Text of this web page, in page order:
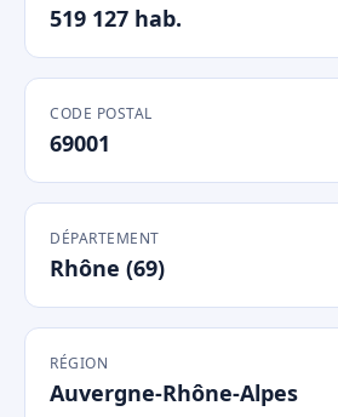
519 127 hab.
CODE POSTAL
69001
DÉPARTEMENT
Rhône (69)
RÉGION
Auvergne-Rhône-Alpes